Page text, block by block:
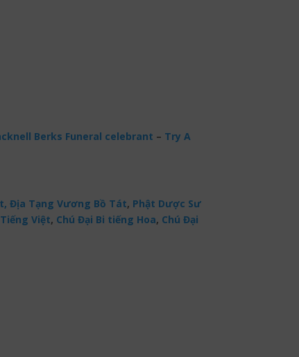
Berks Funeral celebrant – Try A
Địa Tạng Vương Bồ Tát, Phật Dược Sư
Việt, Chú Đại Bi tiếng Hoa, Chú Đại